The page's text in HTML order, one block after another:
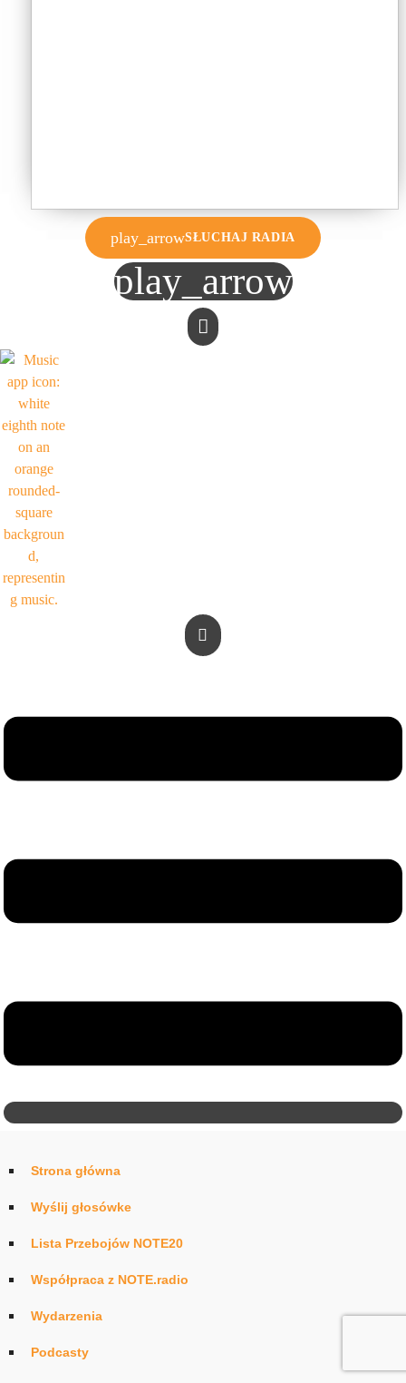
play_arrowSŁUCHAJ RADIA
play_arrow
Strona główna
Wyślij głosówke
Lista Przebojów NOTE20
Współpraca z NOTE.radio
Wydarzenia
Podcasty